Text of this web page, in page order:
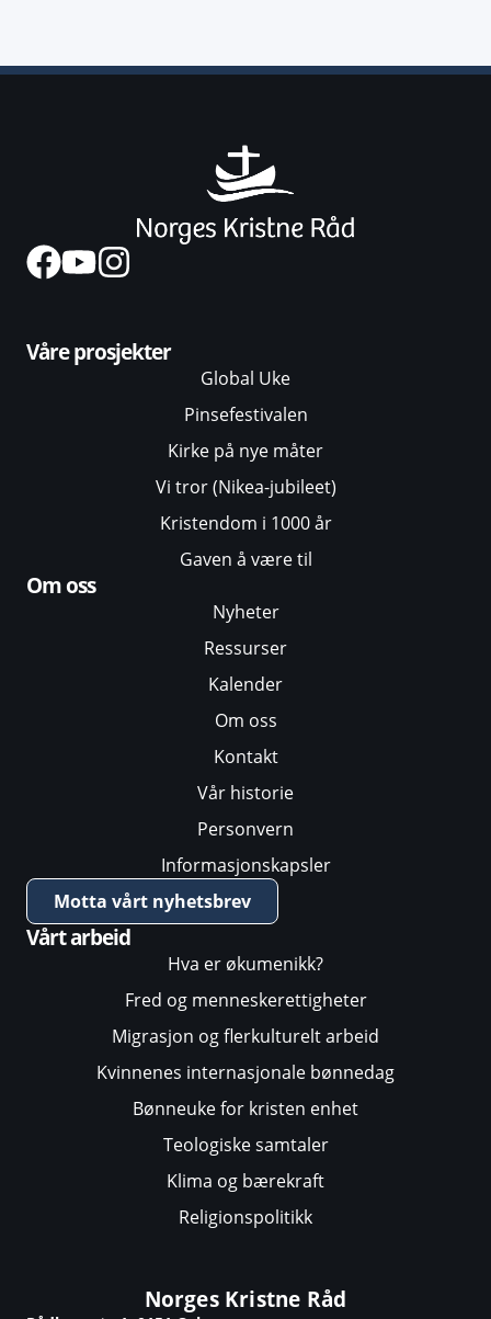
Våre prosjekter
Global Uke
Pinsefestivalen
Kirke på nye måter
Vi tror (Nikea-jubileet)
Kristendom i 1000 år
Gaven å være til
Om oss
Nyheter
Ressurser
Kalender
Om oss
Kontakt
Vår historie
Personvern
Informasjonskapsler
Motta vårt nyhetsbrev
Vårt arbeid
Hva er økumenikk?
Fred og menneskerettigheter
Migrasjon og flerkulturelt arbeid
Kvinnenes internasjonale bønnedag
Bønneuke for kristen enhet
Teologiske samtaler
Klima og bærekraft
Religionspolitikk
Norges Kristne Råd